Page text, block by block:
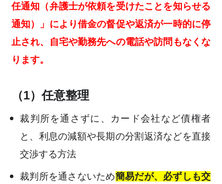
任通知（弁護士が依頼を受けたことを知らせる
通知）」により借金の督促や返済が一時的に停
止され、自宅や勤務先への電話や訪問もなくな
ります。
（1）任意整理
裁判所を通さずに、カード会社など債権者
と、利息の減額や長期の分割返済などを直接
交渉する方法
裁判所を通さないため簡易だが、必ずしも交